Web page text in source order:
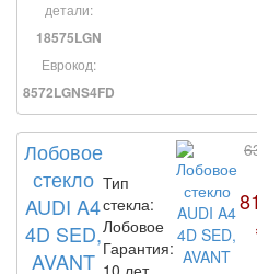
детали:
18575LGN
Еврокод:
8572LGNS4FD
Лобовое
стекло
AUDI A4
4D SED,
AVANT
Тип
стекла:
Лобовое
Гарантия:
10 лет